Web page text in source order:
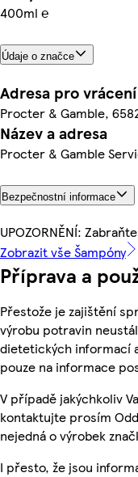
400ml ℮
Údaje o značce
Adresa pro vrácení
Procter & Gamble,
Název a adresa
Procter & Gamble
Bezpečnostní informace
UPOZORNĚNÍ:
Zobrazit vše Šampóny
Příprava a
Přestože je zajištění
výrobu potravin
dietetických informací
pouze na informace
V případě jakýchkoliv
kontaktujte prosím
nejedná o výrobek
I přesto, že jsou